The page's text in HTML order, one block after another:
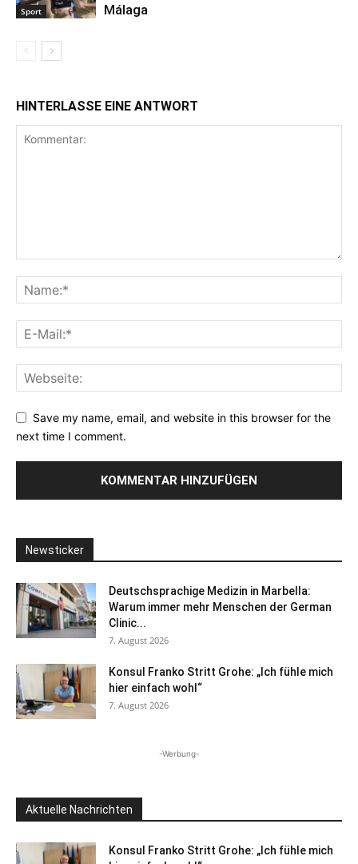
Sport
Málaga
HINTERLASSE EINE ANTWORT
Save my name, email, and website in this browser for the
next time I comment.
Newsticker
Deutschsprachige Medizin in Marbella:
Warum immer mehr Menschen der German
Clinic...
7. August 2026
Konsul Franko Stritt Grohe: „Ich fühle mich
hier einfach wohl“
7. August 2026
-Werbung-
Aktuelle Nachrichten
Konsul Franko Stritt Grohe: „Ich fühle mich